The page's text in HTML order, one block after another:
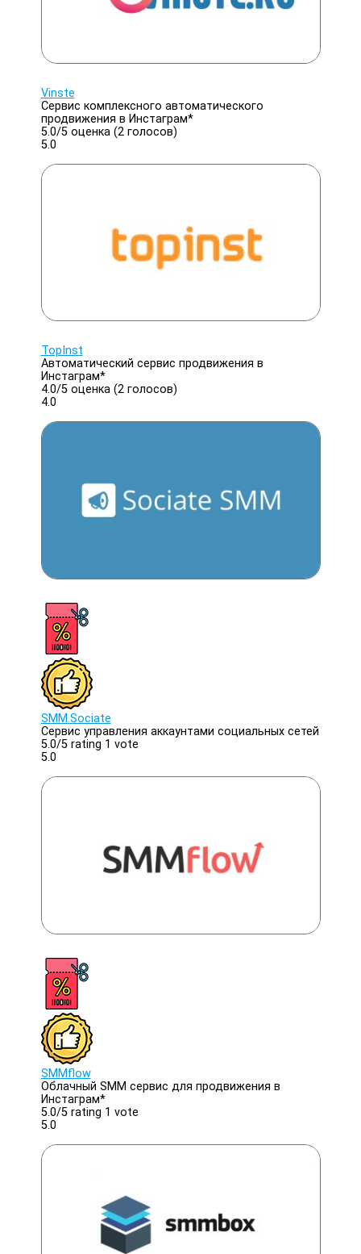
Vinste
Сервис комплексного автоматического
продвижения в Инстаграм*
5.0/5оценка (2 голосов)
5.0
TopInst
Автоматический сервис продвижения в
Инстаграм*
4.0/5оценка (2 голосов)
4.0
SMM.Sociate
Сервис управления аккаунтами социальных сетей
5.0/5rating 1 vote
5.0
SMMflow
Облачный SMM сервис для продвижения в
Инстаграм*
5.0/5rating 1 vote
5.0